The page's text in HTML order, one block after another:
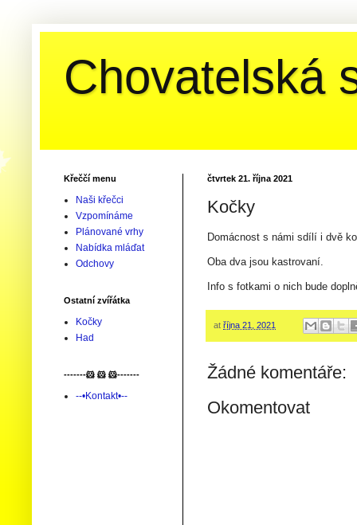
Chovatelská
čtvrtek 21. října 2021
Kočky
Domácnost s námi sdílí i dvě
Oba dva jsou kastrovaní.
Info s fotkami o nich bude
at října 21, 2021
Žádné komentáře:
Okomentovat
Křeččí menu
Naši křečci
Vzpomínáme
Plánované vrhy
Nabídka mláďat
Odchovy
Ostatní zvířátka
Kočky
Had
-------🐹 🐹 🐹-------
--•Kontakt•--